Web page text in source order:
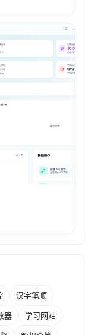
汉字笔顺
器 学习网站